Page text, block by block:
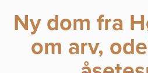
Ny dom fra
om arv,